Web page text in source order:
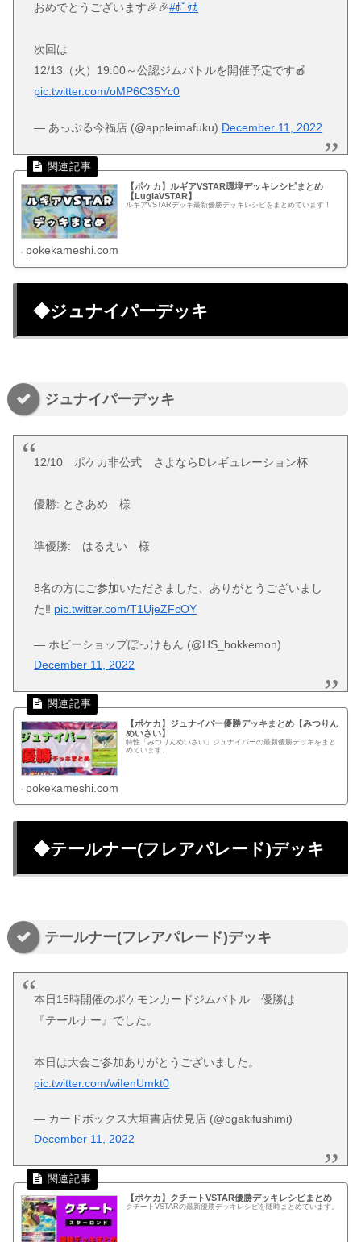
おめでとうございます🎉🎉#ﾎﾟｹｶ
次回は
12/13（火）19:00～公認ジムバトルを開催予定です🍎
pic.twitter.com/oMP6C35Yc0
— あっぷる今福店 (@appleimafuku) December 11, 2022
【ポケカ】ルギアVSTAR環境デッキレシピまとめ
【LugiaVSTAR】
ルギアVSTARデッキ最新優勝デッキレシピをまとめています！
pokekameshi.com
◆ジュナイパーデッキ
ジュナイパーデッキ
12/10 ポケカ非公式 さよならDレギュレーション杯
優勝: ときあめ 様
準優勝: はるえい 様
8名の方にご参加いただきました、ありがとうございまし
た‼️ pic.twitter.com/T1UjeZFcOY
— ホビーショップぼっけもん (@HS_bokkemon)
December 11, 2022
【ポケカ】ジュナイパー優勝デッキまとめ【みつりん
めいさい】
特性「みつりんめいさい」ジュナイパーの最新優勝デッキをまと
めています。
pokekameshi.com
◆テールナー(フレアパレード)デッキ
テールナー(フレアパレード)デッキ
本日15時開催のポケモンカードジムバトル 優勝は
『テールナー』でした。
本日は大会ご参加ありがとうございました。
pic.twitter.com/wiIenUmkt0
— カードボックス大垣書店伏見店 (@ogakifushimi)
December 11, 2022
【ポケカ】クチートVSTAR優勝デッキレシピまとめ
クチートVSTARの最新優勝デッキレシピを随時まとめています。